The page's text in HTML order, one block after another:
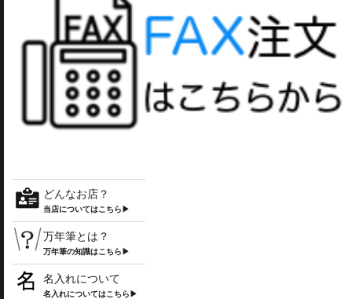
どんなお店？
当店についてはこちら▶
万年筆とは？
万年筆の知識はこちら▶
名入れについて
名入れについてはこちら▶